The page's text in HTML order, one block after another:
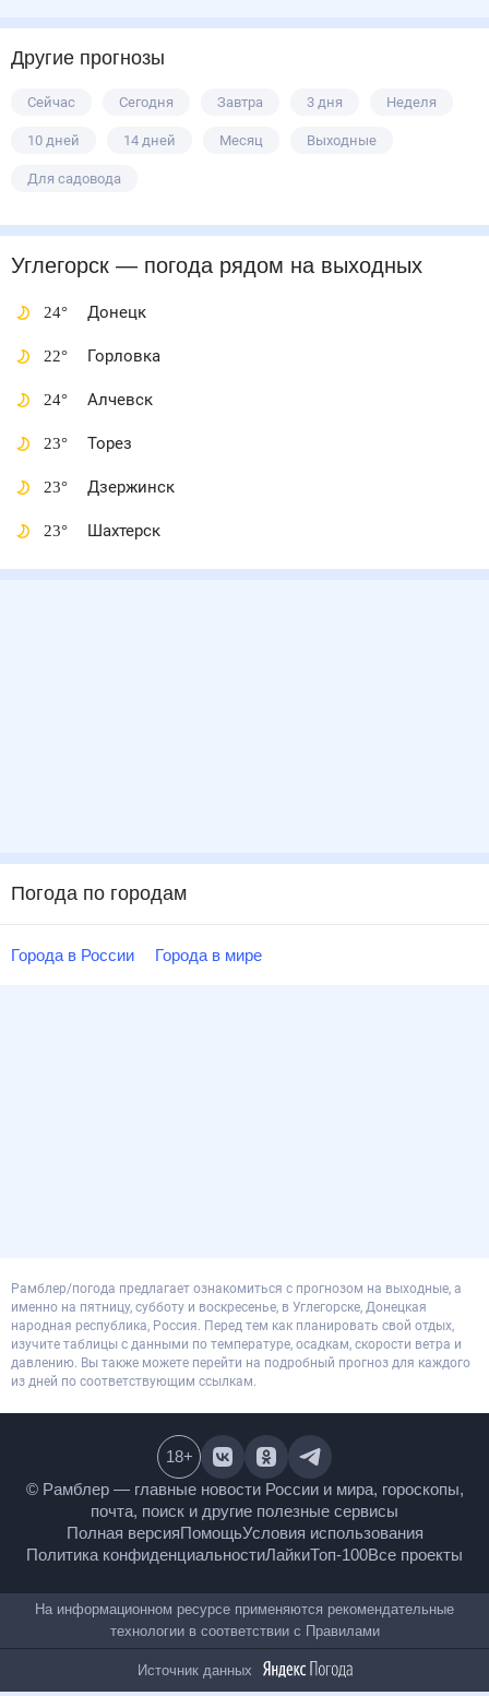
Другие прогнозы
Сейчас Сегодня Завтра 3 дня Неделя
10 дней 14 дней Месяц Выходные
Для садовода
Углегорск — погода рядом на выходных
24° Донецк
22° Горловка
24° Алчевск
23° Торез
23° Дзержинск
23° Шахтерск
Погода по городам
Города в России Города в мире
Рамблер/погода предлагает ознакомиться с прогнозом на выходные, а
именно на пятницу, субботу и воскресенье, в Углегорске, Донецкая
народная республика, Россия. Перед тем как планировать свой отдых,
изучите таблицы с данными по температуре, осадкам, скорости ветра и
давлению. Вы также можете перейти на подробный прогноз для каждого
из дней по соответствующим ссылкам.
© Рамблер — главные новости России и мира,
гороскопы, почта, поиск и другие полезные сервисы
Полная версияПомощьУсловия использования
Политика конфиденциальностиЛайкиТоп-100
18+
На информационном ресурсе применяются
рекомендательные технологии в соответствии сПравилами